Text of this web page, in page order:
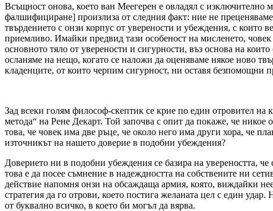
Всъщност онова, което ван Меегерен е овладял с изключително
фалшифициране] произлиза от следния факт: ние не
твърдението с онзи корпус от уверености и убеждения, с които
приемливо. Имайки предвид тази особеност на мисленето,
основното тяло от уверености и сигурности, въз основа на
осланяме на нещо, когато се наложи да оценяваме някое ново
кладенците, от които черпим сигурност, ни оставя безпомощни
Зад всеки голям философ-скептик се крие по един отровител
метода“ на Рене Декарт. Той започва с опит да покаже, че
това, че човек има две ръце, че около него има други хора, че
източникът на нашето доверие в подобни убеждения?
Доверието ни в подобни убеждения се базира на увереността,
това е да посее съмнение в надеждността на собствените ни
действие напомня онзи на обсаждаща армия, която, виждайки
стратегия да го отрови, което постига желаната цел с един
от буквално всичко, в което би могъл да вярва.